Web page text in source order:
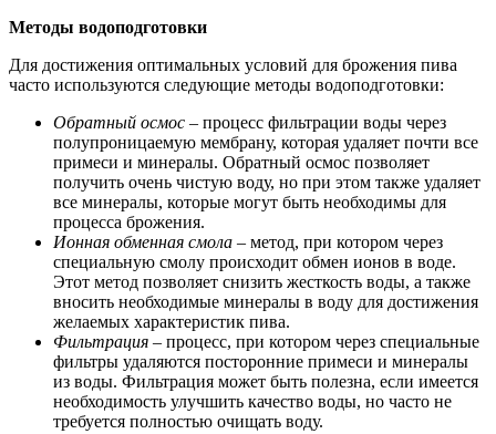
Методы водоподготовки
Для достижения оптимальных условий для брожения пива
часто используются следующие методы водоподготовки:
Обратный осмос – процесс фильтрации воды через
полупроницаемую мембрану, которая удаляет почти все
примеси и минералы. Обратный осмос позволяет
получить очень чистую воду, но при этом также удаляет
все минералы, которые могут быть необходимы для
процесса брожения.
Ионная обменная смола – метод, при котором через
специальную смолу происходит обмен ионов в воде.
Этот метод позволяет снизить жесткость воды, а также
вносить необходимые минералы в воду для достижения
желаемых характеристик пива.
Фильтрация – процесс, при котором через специальные
фильтры удаляются посторонние примеси и минералы
из воды. Фильтрация может быть полезна, если имеется
необходимость улучшить качество воды, но часто не
требуется полностью очищать воду.